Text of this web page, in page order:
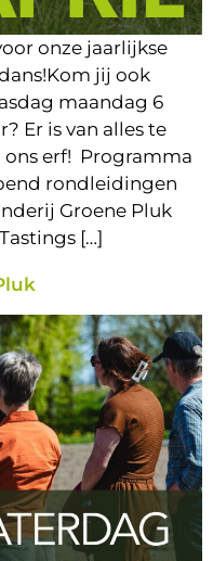
onze jaarlijkse
jij ook
maandag 6
Er is van alles te
ons erf! Programma
rondleidingen
Groene Pluk
[…]